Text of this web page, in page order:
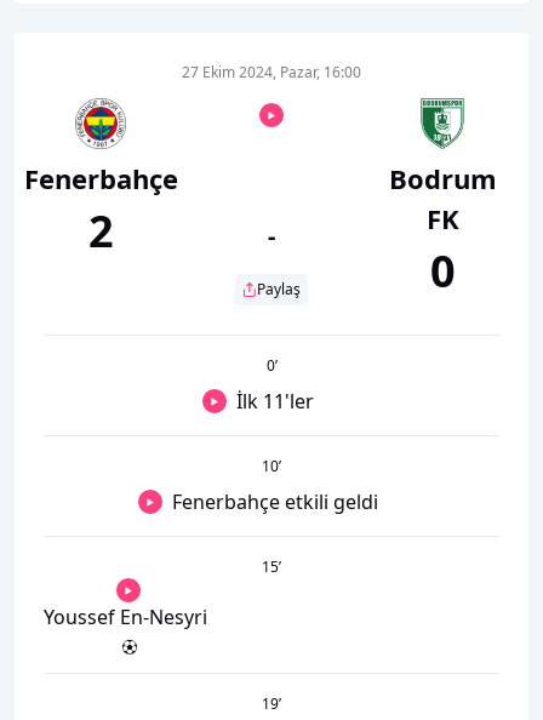
Fenerbahçe
2
27 Ekim 2024, Pazar, 16:00
-
Paylaş
Bodrum
FK
0
0’
İlk 11'ler
10’
Fenerbahçe etkili geldi
15’
Youssef En-Nesyri
19’